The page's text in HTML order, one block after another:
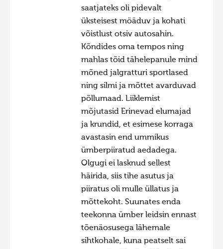
saatjateks oli pidevalt
üksteisest möäduv ja kohati
võistlust otsiv autosahin.
Kõndides oma tempos ning
mahlas tõid tähelepanule mind
mõned jalgratturi sportlased
ning silmi ja mõttet avarduvad
põllumaad. Liiklemist
mõjutasid Erinevad elumajad
ja krundid, et esimese korraga
avastasin end ummikus
ümberpiiratud aedadega.
Olgugi ei lasknud sellest
häirida, siis tihe asutus ja
piiratus oli mulle üllatus ja
mõttekoht. Suunates enda
teekonna ümber leidsin ennast
tõenäosusega lähemale
sihtkohale, kuna peatselt sai